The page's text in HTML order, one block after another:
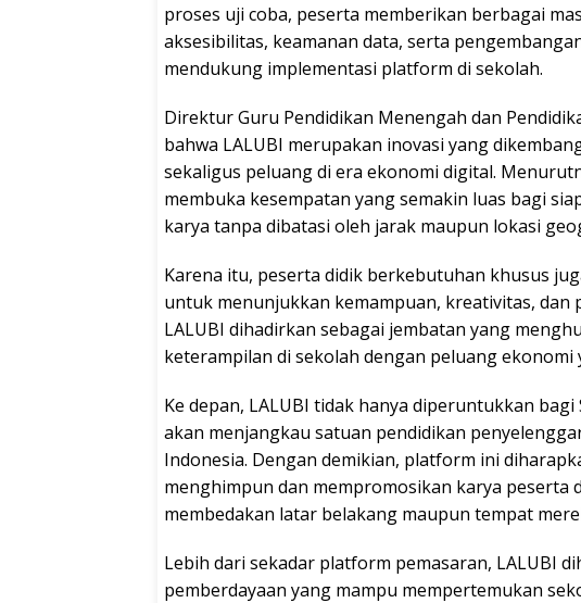
proses uji coba, peserta memberikan berbagai
aksesibilitas, keamanan data, serta
mendukung implementasi platform di sekolah.
Direktur Guru Pendidikan Menengah dan
bahwa LALUBI merupakan inovasi yang
sekaligus peluang di era ekonomi digital.
membuka kesempatan yang semakin luas bagi
karya tanpa dibatasi oleh jarak maupun lokasi
Karena itu, peserta didik berkebutuhan khusus
untuk menunjukkan kemampuan, kreativitas, dan
LALUBI dihadirkan sebagai jembatan yang
keterampilan di sekolah dengan peluang ekonomi
Ke depan, LALUBI tidak hanya diperuntukkan
akan menjangkau satuan pendidikan
Indonesia. Dengan demikian, platform ini
menghimpun dan mempromosikan karya
membedakan latar belakang maupun tempat
Lebih dari sekadar platform pemasaran, LALUBI
pemberdayaan yang mampu mempertemukan